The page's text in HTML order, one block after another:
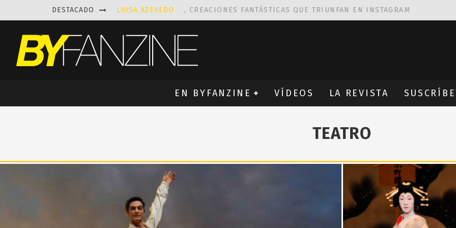
DESTACADO LUISA AZEVEDO , CREACIONES FANTÁSTICAS QUE TRIUNFAN EN INSTAGRAM
KAETHE BUTCHER EXPLORACIÓN PROVOCATIVA Y ERÓTICA
EN BYFANZINE VÍDEOS LA REVISTA
TEATRO